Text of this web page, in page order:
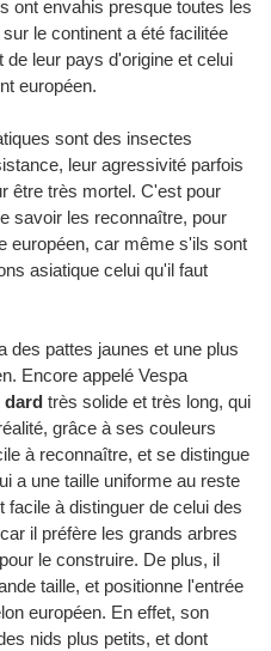
ont envahis presque toutes les
le continent a été facilitée
leur pays d'origine et celui
européen.
sont des insectes
leur agressivité parfois
être très mortel. C'est pour
savoir les reconnaître, pour
européen, car même s'ils sont
asiatique celui qu'il faut
des pattes jaunes et une plus
Encore appelé Vespa
dard très solide et très long, qui
grâce à ses couleurs
à reconnaître, et se distingue
a une taille uniforme au reste
à distinguer de celui des
il préfère les grands arbres
le construire. De plus, il
taille, et positionne l'entrée
européen. En effet, son
nids plus petits, et dont